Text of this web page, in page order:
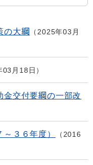
の大綱
2025年03月
03月18日
金交付要綱の一部改
３６年度）
2016